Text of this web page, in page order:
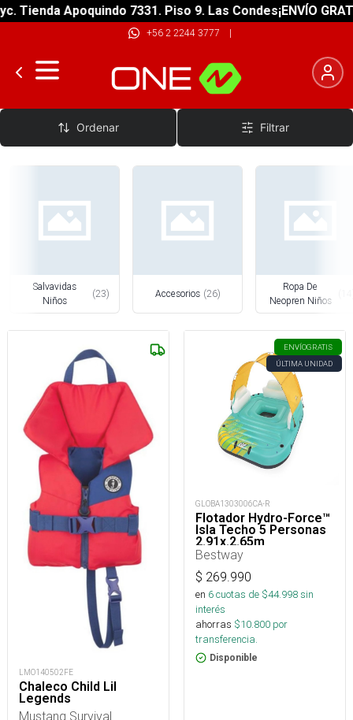
Apoquindo 7331. Piso 9. Las Condes¡ENVÍO GRATIS!
+56 2 2244 3777 |
Agua Niños
Ordenar Filtrar
Salvavidas
Niños
(23) Accesorios (26)
Ropa De
Neopren Niños
LMO140502FE
Chaleco Child Lil
Legends
Mustang Survival
ENVÍOGRATIS
ÚLTIMA UNIDAD
GLOBA1303006CA-R
Flotador Hydro-Force™
Isla Techo 5 Personas
2.91x.2.65m
Bestway
$ 269.990
en 6cuotas de $44.998sin
interés
ahorras $10.800 por
transferencia.
Disponible